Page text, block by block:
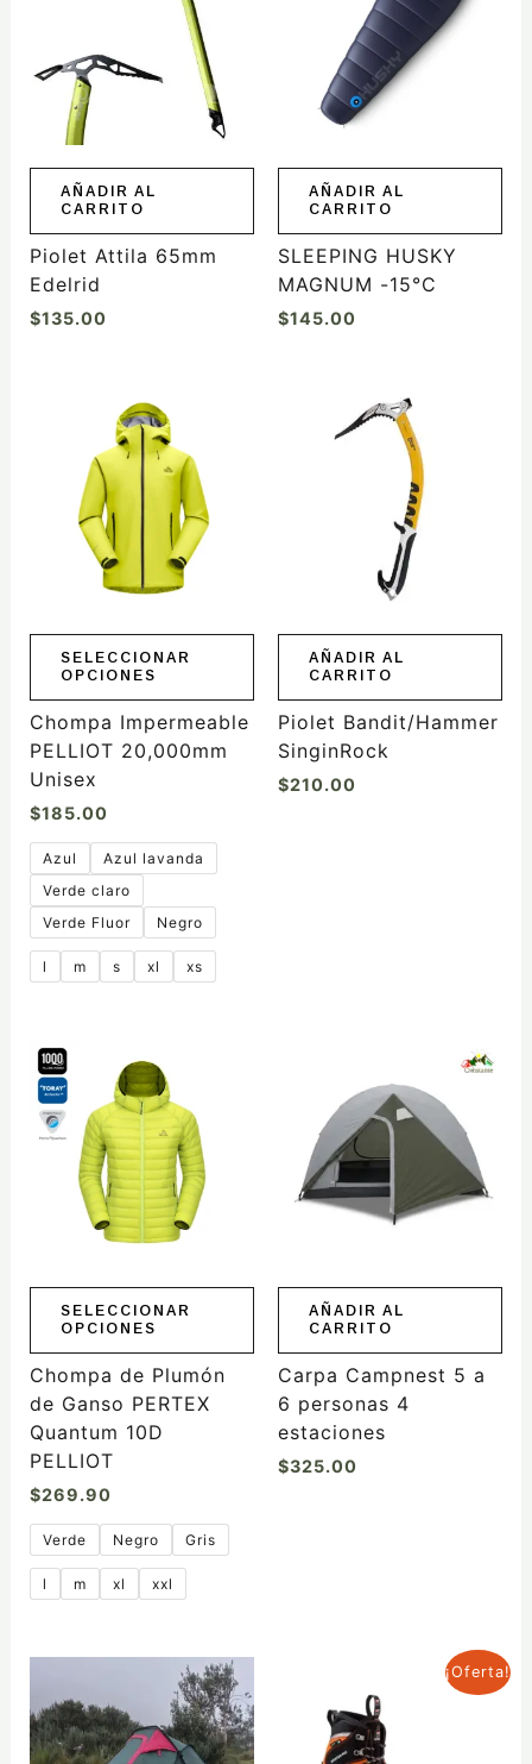
AÑADIR AL
CARRITO
Piolet Attila 65mm
Edelrid
$135.00
AÑADIR AL
CARRITO
SLEEPING HUSKY
MAGNUM -15°C
$145.00
SELECCIONAR
OPCIONES
producto
múltiples
variantes.
opciones
elegir
la
página
de
Chompa Impermeable
PELLIOT 20,000mm
Unisex
$185.00
Azul
Azul lavanda
Verde claro
Verde Fluor
Negro
l m s xl xs
AÑADIR AL
CARRITO
Piolet Bandit/Hammer
SinginRock
$210.00
SELECCIONAR
OPCIONES
Este
producto
tiene
múltiples
variantes.
opciones
elegir
la
página
de
producto
Chompa de Plumón
de Ganso PERTEX
Quantum 10D
PELLIOT
$269.90
Verde Negro Gris
l m xl xxl
AÑADIR AL
CARRITO
Carpa Campnest 5 a
6 personas 4
estaciones
$325.00
¡Oferta!
original
era:
$500.00.
El
precio